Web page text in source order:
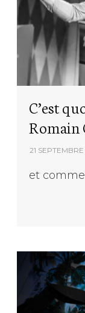
C’est
Romain
21
et